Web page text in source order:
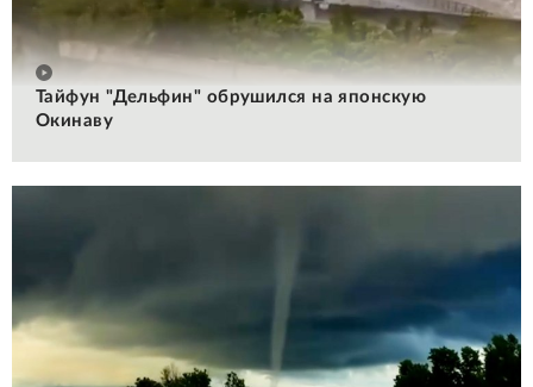
Тайфун "Дельфин" обрушился на японскую
Окинаву